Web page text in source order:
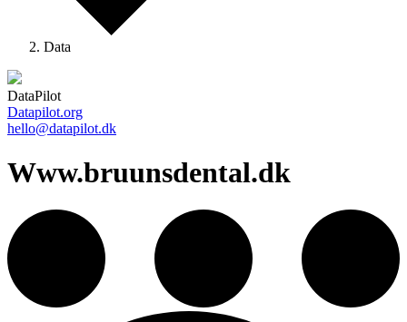
Data
DataPilot
Datapilot.org
hello@datapilot.dk
Www.bruunsdental.dk